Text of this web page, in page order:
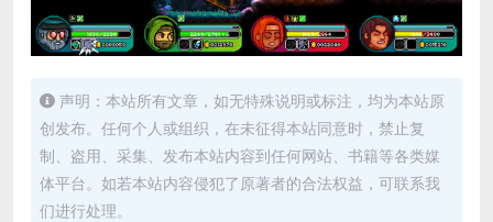
声明：本站所有文章，如无特殊说明或标注，均为本站原
创发布。任何个人或组织，在未征得本站同意时，禁止复
制、盗用、采集、发布本站内容到任何网站、书籍等各类媒
体平台。如若本站内容侵犯了原著者的合法权益，可联系我
们进行处理。